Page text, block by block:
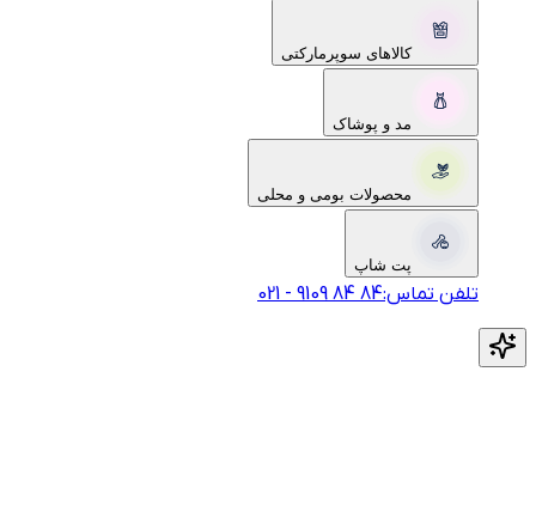
کالاهای سوپرمارکتی
مد و پوشاک
محصولات بومی و محلی
پت شاپ
تلفن تماس: 021-‎9109‎ ‎84‎ ‎84‎